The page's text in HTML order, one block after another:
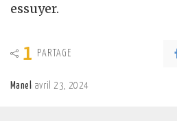
essuyer.
1 PARTAGE
Manel avril 23, 2024